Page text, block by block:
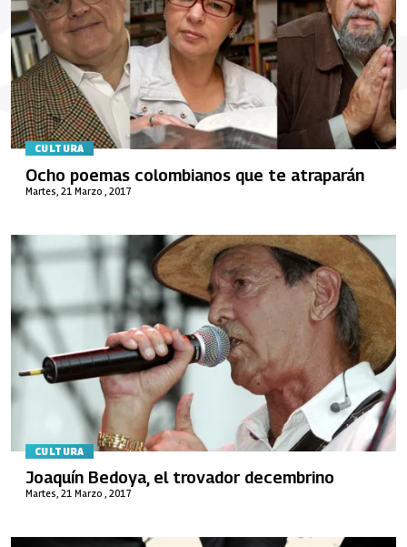
CULTURA
Martes, 21 Marzo , 2017
Ocho poemas colombianos que te atraparán
CULTURA
Martes, 21 Marzo , 2017
Joaquín Bedoya, el trovador decembrino